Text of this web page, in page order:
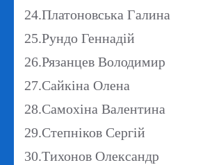
24.Платоновська Галина
25.Рундо Геннадій
26.Рязанцев Володимир
27.Сайкіна Олена
28.Самохіна Валентина
29.Степніков Сергій
30.Тихонов Олександр